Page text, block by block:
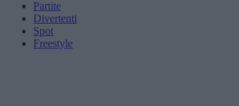
Partite
Divertenti
Spot
Freestyle